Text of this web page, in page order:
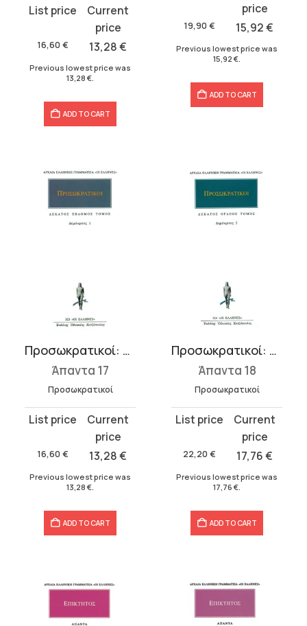
16,60 €
Original
was:
13,28€
Current
Previous lowest price was
13,28 €
ADD TO CART
19,90 €
was:
15,92€
Previous lowest price was
15,92 €
ADD TO CART
Προσωκρατικοί: Δημόκριτος 1
Άπαντα 17
Προσωκρατικοί
16,60 €
Original
was:
13,28€
Current
Previous lowest price was
13,28 €
ADD TO CART
Προσωκρατικοί: Δημόκριτος 2
Άπαντα 18
Προσωκρατικοί
22,20 €
Original
was:
17,76€
Current
Previous lowest price was
17,76 €
ADD TO CART